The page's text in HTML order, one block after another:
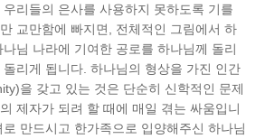
리들의 은사를 사용하지 못하도록 기를
교만함에 빠지면, 전체적인 그림에서 하
님 나라에 기여한 공로를 하나님께 돌리
리게 됩니다. 하나님의 형상을 가진 인간
을 갖고 있는 것은 단순히 신학적인 문제
제자가 되려 할 때에 매일 겪는 싸움입니
만드시고 한가족으로 입양해주신 하나님